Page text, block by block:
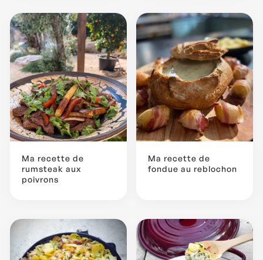
Ma recette de
rumsteak aux
poivrons
Ma recette de
fondue au reblochon